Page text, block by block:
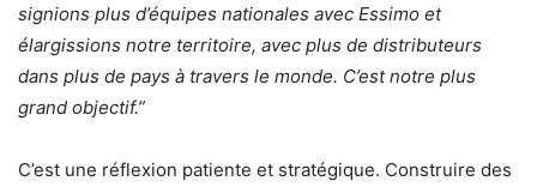
signions plus d’équipes nationales avec Essimo et
élargissions notre territoire, avec plus de distributeurs
dans plus de pays à travers le monde. C’est notre plus
grand objectif.”
C’est une réflexion patiente et stratégique. Construire des